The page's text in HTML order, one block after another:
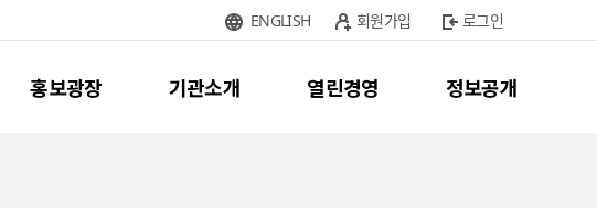
ENGLISH 회원가입 로그인
홍보광장 기관소개 열린경영 정보공개